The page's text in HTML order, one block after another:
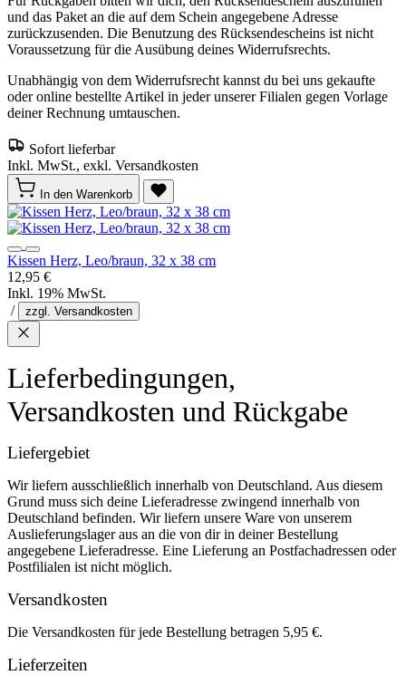
und das Paket an die auf dem Schein angegebene Adresse
zurückzusenden. Die Benutzung des Rücksendescheins ist nicht
Voraussetzung für die Ausübung deines Widerrufsrechts.
Unabhängig von dem Widerrufsrecht kannst du bei uns gekaufte
oder online bestellte Artikel in jeder unserer Filialen gegen Vorlage
deiner Rechnung umtauschen.
Sofort lieferbar
Inkl. MwSt., exkl. Versandkosten
In den Warenkorb
Kissen Herz, Leo/braun, 32 x 38 cm
12,95 €
Inkl. 19% MwSt.
/
zzgl. Versandkosten
Lieferbedingungen,
Versandkosten und Rückgabe
Liefergebiet
Wir liefern ausschließlich innerhalb von Deutschland. Aus diesem
Grund muss sich deine Lieferadresse zwingend innerhalb von
Deutschland befinden. Wir liefern unsere Ware von unserem
Auslieferungslager aus an die von dir in deiner Bestellung
angegebene Lieferadresse. Eine Lieferung an Postfachadressen oder
Postfilialen ist nicht möglich.
Versandkosten
Die Versandkosten für jede Bestellung betragen 5,95 €.
Lieferzeiten